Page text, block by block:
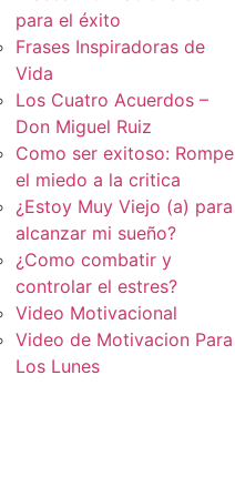
para el éxito
Frases Inspiradoras de
Vida
Los Cuatro Acuerdos –
Don Miguel Ruiz
Como ser exitoso: Rompe
el miedo a la critica
¿Estoy Muy Viejo (a) para
alcanzar mi sueño?
¿Como combatir y
controlar el estres?
Video Motivacional
Video de Motivacion Para
Los Lunes